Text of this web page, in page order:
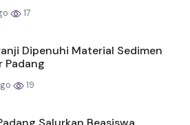
17
Dipenuhi Material Sedimen
Padang
19